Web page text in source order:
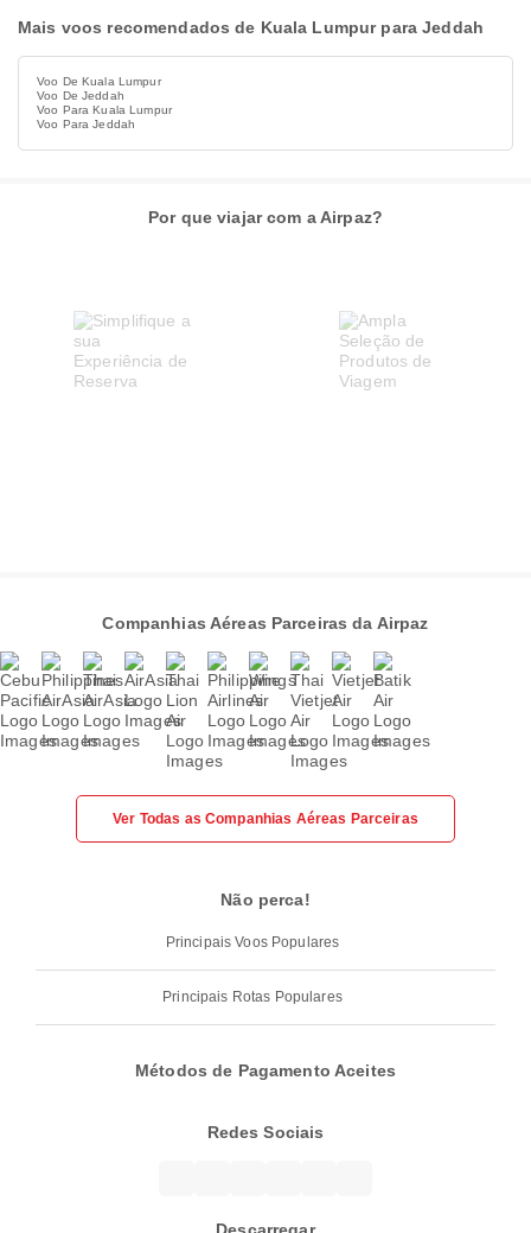
Mais voos recomendados de Kuala Lumpur para Jeddah
Voo De Kuala Lumpur
Voo De Jeddah
Voo Para Kuala Lumpur
Voo Para Jeddah
Por que viajar com a Airpaz?
Companhias Aéreas Parceiras da Airpaz
Ver Todas as Companhias Aéreas Parceiras
Não perca!
Principais Voos Populares
Principais Rotas Populares
Métodos de Pagamento Aceites
Redes Sociais